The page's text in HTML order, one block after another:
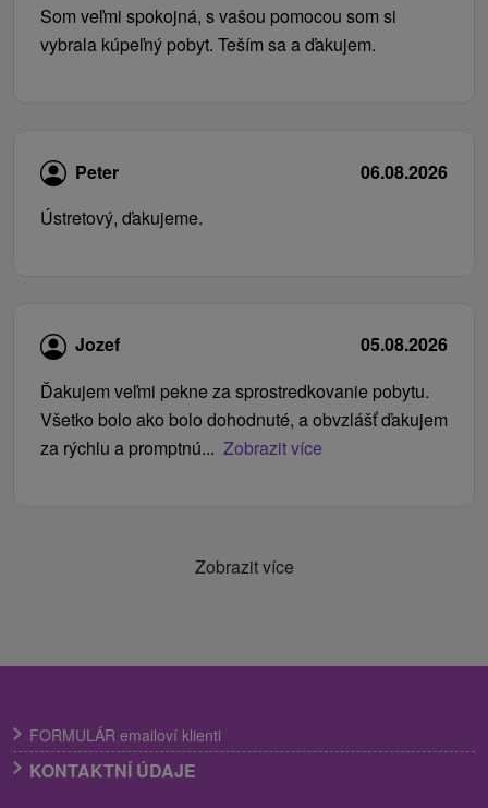
Som veľmi spokojná, s vašou pomocou som si
vybrala kúpeľný pobyt. Teším sa a ďakujem.
Peter
06.08.2026
Ústretový, ďakujeme.
Jozef
05.08.2026
Ďakujem veľmi pekne za sprostredkovanie pobytu.
Všetko bolo ako bolo dohodnuté, a obvzlášť ďakujem
za rýchlu a promptnú... Zobrazit více
Zobrazit více
FORMULÁR emailoví klienti
KONTAKTNÍ ÚDAJE